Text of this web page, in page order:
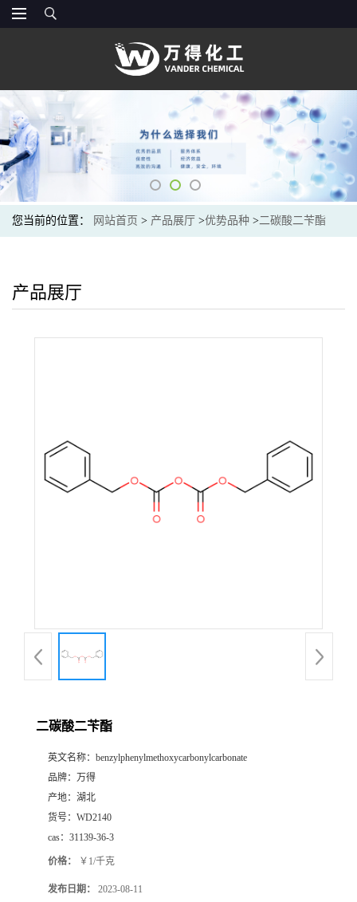
您当前的位置： 网站首页 > 产品展厅 >优势品种 >二碳酸二苄酯
产品展厅
二碳酸二苄酯
英文名称： benzylphenylmethoxycarbonylcarbonate
品牌： 万得
产地： 湖北
货号： WD2140
cas： 31139-36-3
价格： ￥1/千克
发布日期： 2023-08-11